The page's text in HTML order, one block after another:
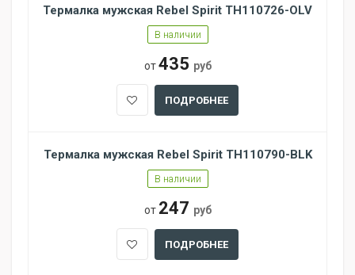
Термалка мужская Rebel Spirit TH110726-OLV
В наличии
от435 руб
ПОДРОБНЕЕ
Термалка мужская Rebel Spirit TH110790-BLK
В наличии
от 247 руб
ПОДРОБНЕЕ